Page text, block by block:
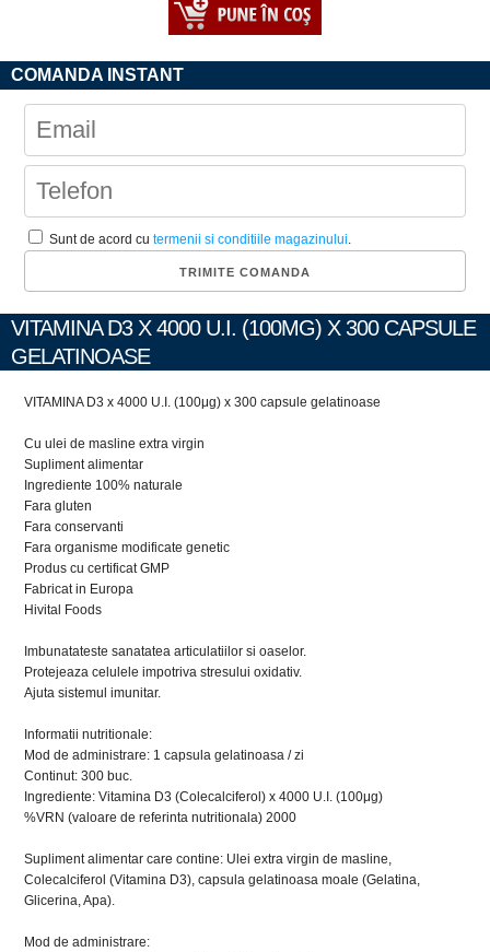
COMANDA INSTANT
Sunt de acord cutermenii si conditiile magazinului.
VITAMINA D3 X 4000 U.I. (100ΜG) X 300 CAPSULE
GELATINOASE
VITAMINA D3 x 4000 U.I. (100μg) x 300 capsule gelatinoase
Cu ulei de masline extra virgin
Supliment alimentar
Ingrediente 100% naturale
Fara gluten
Fara conservanti
Fara organisme modificate genetic
Produs cu certificat GMP
Fabricat in Europa
Hivital Foods
Imbunatateste sanatatea articulatiilor si oaselor.
Protejeaza celulele impotriva stresului oxidativ.
Ajuta sistemul imunitar.
Informatii nutritionale:
Mod de administrare: 1 capsula gelatinoasa / zi
Continut: 300 buc.
Ingrediente: Vitamina D3 (Colecalciferol) x 4000 U.I. (100μg)
%VRN (valoare de referinta nutritionala) 2000
Supliment alimentar care contine: Ulei extra virgin de masline,
Colecalciferol (Vitamina D3), capsula gelatinoasa moale (Gelatina,
Glicerina, Apa).
Mod de administrare: